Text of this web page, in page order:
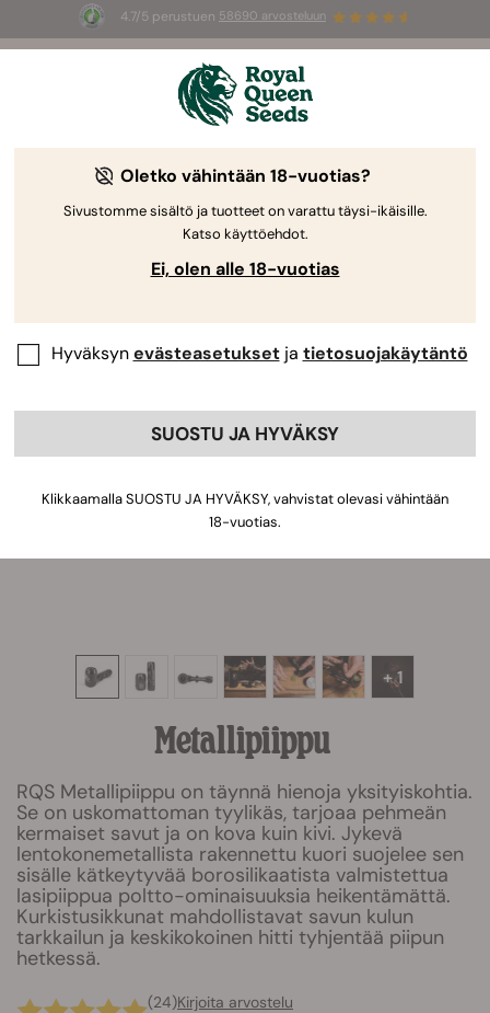
4.7/5 perustuen 58690 arvosteluun
3 White Widow Auto mag
+ 1
Metallipiippu
RQS Metallipiippu on täynnä hienoja yksityiskohtia.
Se on uskomattoman tyylikäs, tarjoaa pehmeän
kermaiset savut ja on kova kuin kivi. Jykevä
lentokonemetallista rakennettu kuori suojelee sen
sisälle kätkeytyvää borosilikaatista valmistettua
lasipiippua poltto-ominaisuuksia heikentämättä.
Kurkistusikkunat mahdollistavat savun kulun
tarkkailun ja keskikokoinen hitti tyhjentää piipun
hetkessä.
(24)Kirjoita arvostelu
Oletko vähintään 18-vuotias?
Sivustomme sisältö ja tuotteet on varattu täysi-ikäisille.
Katso käyttöehdot.
Ei, olen alle 18-vuotias
Hyväksynevästeasetuksetja tietosuojakäytäntö
SUOSTU JA HYVÄKSY
Klikkaamalla SUOSTU JA HYVÄKSY, vahvistat olevasi vähintään
18-vuotias.